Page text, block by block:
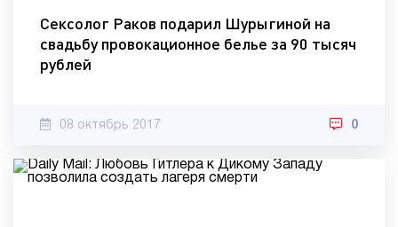
Сексолог Раков подарил Шурыгиной на
свадьбу провокационное белье за 90 тысяч
рублей
08 октябрь 2017 0